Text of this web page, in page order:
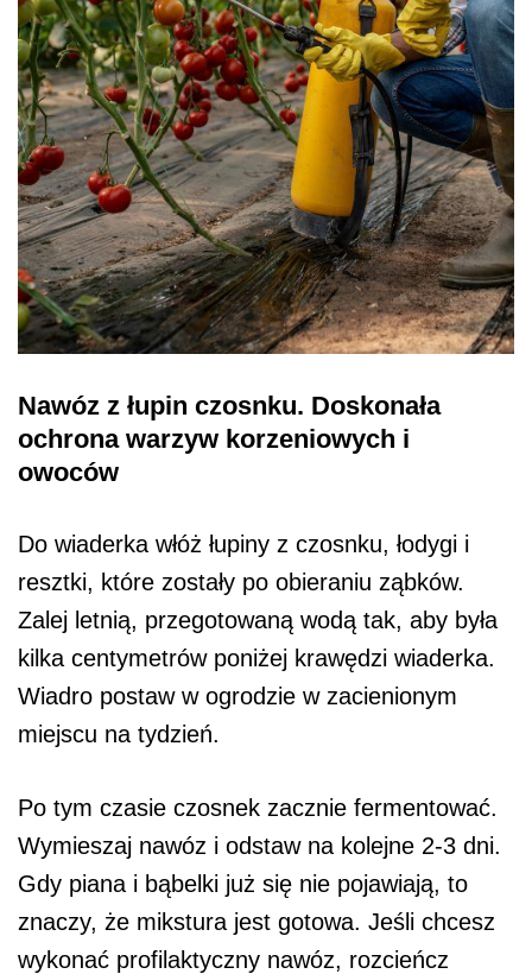
Nawóz z łupin czosnku. Doskonała
ochrona warzyw korzeniowych i
owoców
Do wiaderka włóż łupiny z czosnku, łodygi i
resztki, które zostały po obieraniu ząbków.
Zalej letnią, przegotowaną wodą tak, aby była
kilka centymetrów poniżej krawędzi wiaderka.
Wiadro postaw w ogrodzie w zacienionym
miejscu na tydzień.
Po tym czasie czosnek zacznie fermentować.
Wymieszaj nawóz i odstaw na kolejne 2-3 dni.
Gdy piana i bąbelki już się nie pojawiają, to
znaczy, że mikstura jest gotowa. Jeśli chcesz
wykonać profilaktyczny nawóz, rozcieńcz